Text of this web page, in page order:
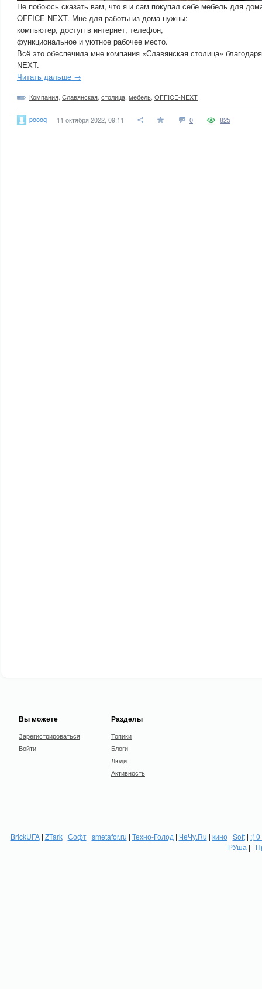
Не побоюсь сказать вам, что я и сам покупал себе мебель для
OFFICE-NEXT. Мне для работы из дома нужны:
компьютер, доступ в интернет, телефон,
функциональное и уютное рабочее место.
Всё это обеспечила мне компания «Славянская столица»
NEXT.
Читать дальше →
Компания Славянская столица мебель OFFICE-NEXT
poooq 11 октября 2022, 09:11 0 825
Вы можете
Зарегистрироваться
Войти
Разделы
Топики
Блоги
Люди
Активность
BrickUFA| ZTark| Софт| smetafor.ru | Техно-Голод | ЧеЧу.Ru | кино| Soft| :(
РУша | |